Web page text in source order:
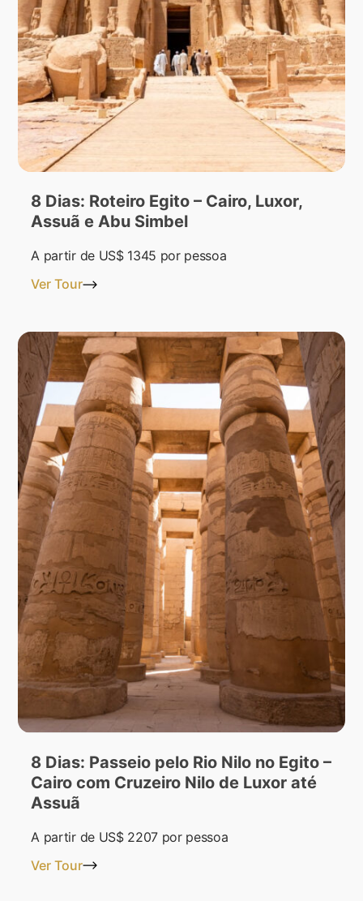
8 Dias: Roteiro Egito – Cairo, Luxor,
Assuã e Abu Simbel
A partir de US$ 1345 por pessoa
Ver Tour
8 Dias: Passeio pelo Rio Nilo no Egito –
Cairo com Cruzeiro Nilo de Luxor até
Assuã
A partir de US$ 2207 por pessoa
Ver Tour